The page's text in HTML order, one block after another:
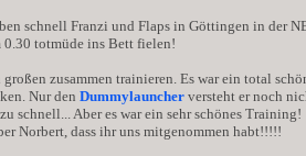
schnell Franzi und Flaps in Göttingen in der
0.30 totmüde ins Bett fielen!
zusammen trainieren. Es war ein total
Nur den Dummylauncher versteht er noch
schnell... Aber es war ein sehr schönes Training!
Norbert, dass ihr uns mitgenommen habt!!!!!